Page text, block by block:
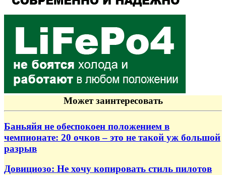
Может заинтересовать
Баньяйя не обеспокоен положением в
чемпионате: 20 очков – это не такой уж большой
разрыв
Довициозо: Не хочу копировать стиль пилотов